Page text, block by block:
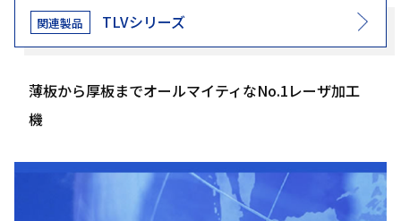
TLVシリーズ
薄板から厚板までオールマイティなNo.1レーザ加工
機